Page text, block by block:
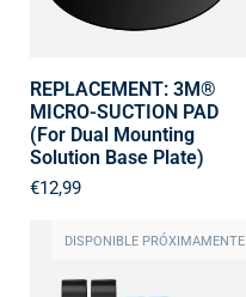
REPLACEMENT: 3M®
MICRO-SUCTION PAD
(For Dual Mounting
Solution Base Plate)
€12,99
DISPONIBLE PRÓXIMAMENTE